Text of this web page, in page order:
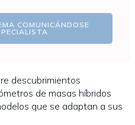
COMUNICÁNDOSE
descubrimientos
de masas híbridos
que se adaptan a sus